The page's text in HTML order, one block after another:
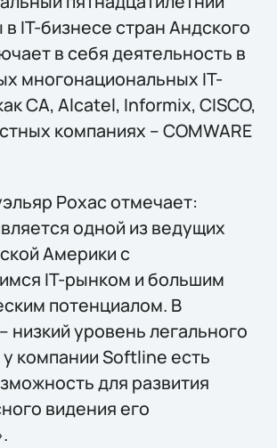
IT-бизнесе стран Андского
в себя деятельность в
многонациональных IT-
CA, Alcatel, Informix, CISCO,
компаниях – COMWARE
Рохас отмечает:
одной из ведущих
Америки с
IT-рынком и большим
потенциалом. В
низкий уровень легального
компании Softline есть
для развития
видения его